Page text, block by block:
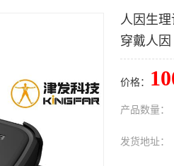
人因生
穿戴人因
价格：
产品数量：
发货地址：